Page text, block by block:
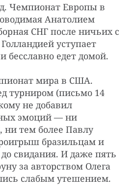
Чемпионат Европы в
Анатолием
СНГ после ничьих с
уступает
бесславно едет домой.
мира в США.
турниром (письмо 14
не добавил
эмоций — ни
ни тем более Павлу
бразильцам и
свидания. И даже пять
за авторством Олега
слабым утешением.